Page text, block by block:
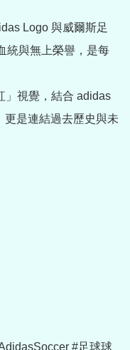
Logo 與威爾斯足
統與無上榮譽，是每
」視覺，結合 adidas
更是連結過去歷史與未
#足球球